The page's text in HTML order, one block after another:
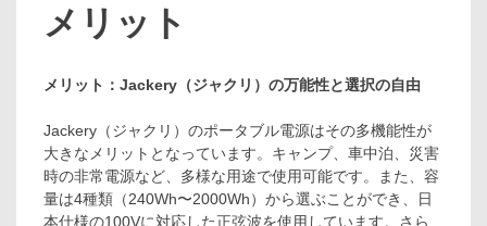
メリット
メリット：Jackery（ジャクリ）の万能性と選択の自由
Jackery（ジャクリ）のポータブル電源はその多機能性が
大きなメリットとなっています。キャンプ、車中泊、災害
時の非常電源など、多様な用途で使用可能です。また、容
量は4種類（240Wh〜2000Wh）から選ぶことができ、日
本仕様の100Vに対応した正弦波を使用しています。さら